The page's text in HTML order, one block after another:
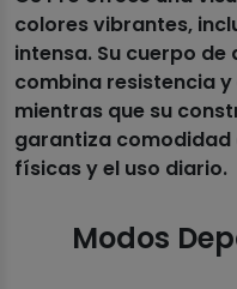
colores vibrantes,
intensa. Su cuerpo de
combina resistencia
mientras que su
garantiza
físicas y el uso diario.
Modos